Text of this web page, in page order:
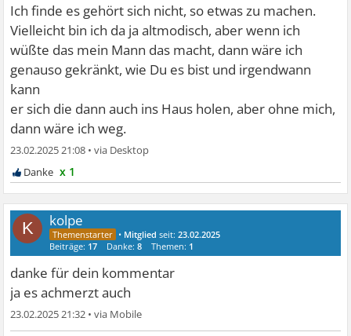
Ich finde es gehört sich nicht, so etwas zu machen.
Vielleicht bin ich da ja altmodisch, aber wenn ich
wüßte das mein Mann das macht, dann wäre ich
genauso gekränkt, wie Du es bist und irgendwann
kann
er sich die dann auch ins Haus holen, aber ohne mich,
dann wäre ich weg.
23.02.2025 21:08 •
x 1
K kolpe
• Mitglied seit:23.02.2025
Beiträge: 17 Danke:8 Themen: 1
danke für dein kommentar
ja es achmerzt auch
23.02.2025 21:32 •